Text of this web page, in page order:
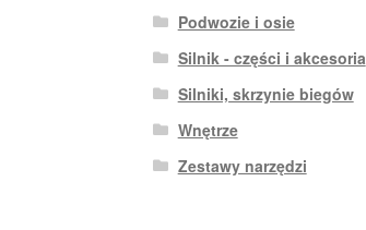
Podwozie i osie
Silnik - części i akcesoria
Silniki, skrzynie biegów
Wnętrze
Zestawy narzędzi